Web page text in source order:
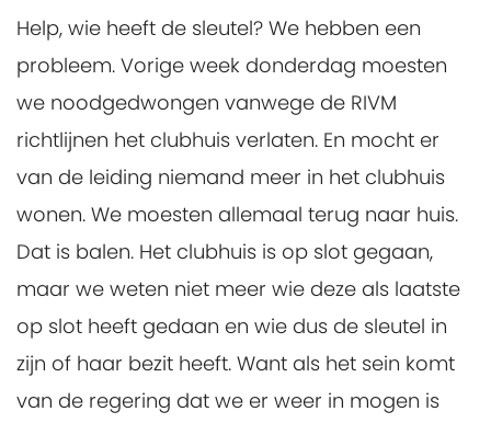
Help, wie heeft de sleutel? We hebben een
probleem. Vorige week donderdag moesten
we noodgedwongen vanwege de RIVM
richtlijnen het clubhuis verlaten. En mocht er
van de leiding niemand meer in het clubhuis
wonen. We moesten allemaal terug naar huis.
Dat is balen. Het clubhuis is op slot gegaan,
maar we weten niet meer wie deze als laatste
op slot heeft gedaan en wie dus de sleutel in
zijn of haar bezit heeft. Want als het sein komt
van de regering dat we er weer in mogen is